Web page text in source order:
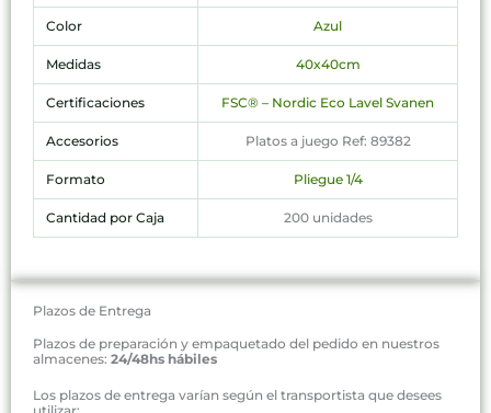
Color Azul
Medidas 40x40cm
Certificaciones FSC® – Nordic Eco Lavel Svanen
Accesorios Platos a juego Ref: 89382
Formato Pliegue 1/4
Cantidad por Caja 200 unidades
Plazos de Entrega
Plazos de preparación y empaquetado del pedido en nuestros
almacenes: 24/48hs hábiles
Los plazos de entrega varían según el transportista que desees